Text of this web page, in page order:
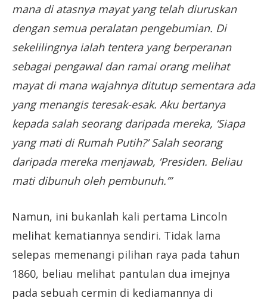
mana di atasnya mayat yang telah diuruskan
dengan semua peralatan pengebumian. Di
sekelilingnya ialah tentera yang berperanan
sebagai pengawal dan ramai orang melihat
mayat di mana wajahnya ditutup sementara ada
yang menangis teresak-esak. Aku bertanya
kepada salah seorang daripada mereka, ‘Siapa
yang mati di Rumah Putih?’ Salah seorang
daripada mereka menjawab, ‘Presiden. Beliau
mati dibunuh oleh pembunuh.’”
Namun, ini bukanlah kali pertama Lincoln
melihat kematiannya sendiri. Tidak lama
selepas memenangi pilihan raya pada tahun
1860, beliau melihat pantulan dua imejnya
pada sebuah cermin di kediamannya di